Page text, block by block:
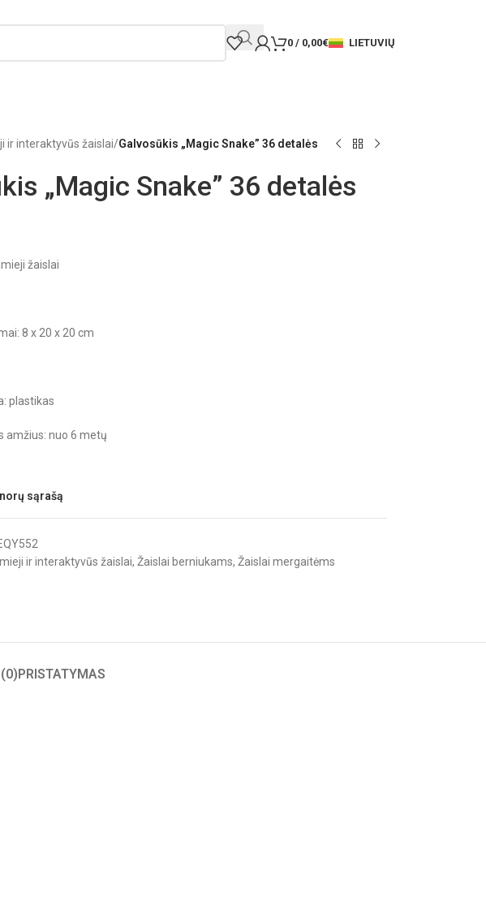
0 / 0,00€ LIETUVIŲ
ir interaktyvūs žaislai/Galvosūkis „Magic Snake” 36 detalės
„Magic Snake” 36 detalės
žaislai
8 x 20 x 20 cm
plastikas
amžius: nuo 6 metų
sąrašą
ir interaktyvūs žaislai, Žaislai berniukams, Žaislai mergaitėms
PRISTATYMAS